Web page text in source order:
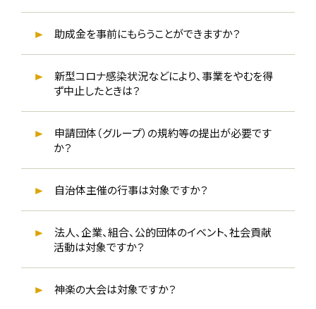
助成金を事前にもらうことができますか？
新型コロナ感染状況などにより、事業をやむを得
ず中止したときは？
申請団体（グループ）の規約等の提出が必要です
か？
自治体主催の行事は対象ですか？
法人、企業、組合、公的団体のイベント、社会貢献
活動は対象ですか？
神楽の大会は対象ですか？